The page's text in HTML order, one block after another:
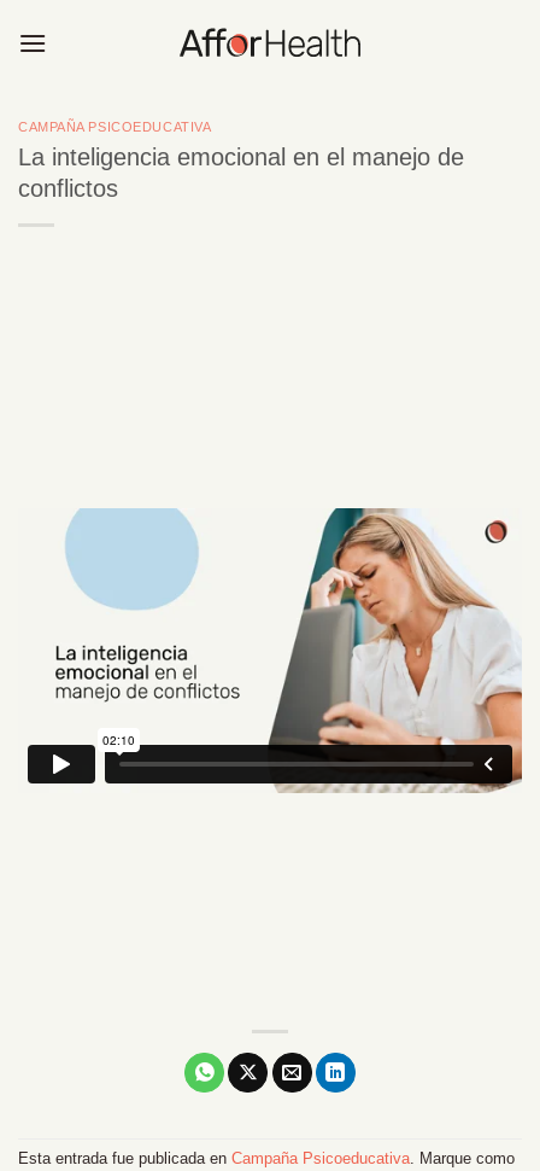
CAMPAÑA PSICOEDUCATIVA
La inteligencia emocional en el manejo de
conflictos
Esta entrada fue publicada en Campaña Psicoeducativa . Marque como